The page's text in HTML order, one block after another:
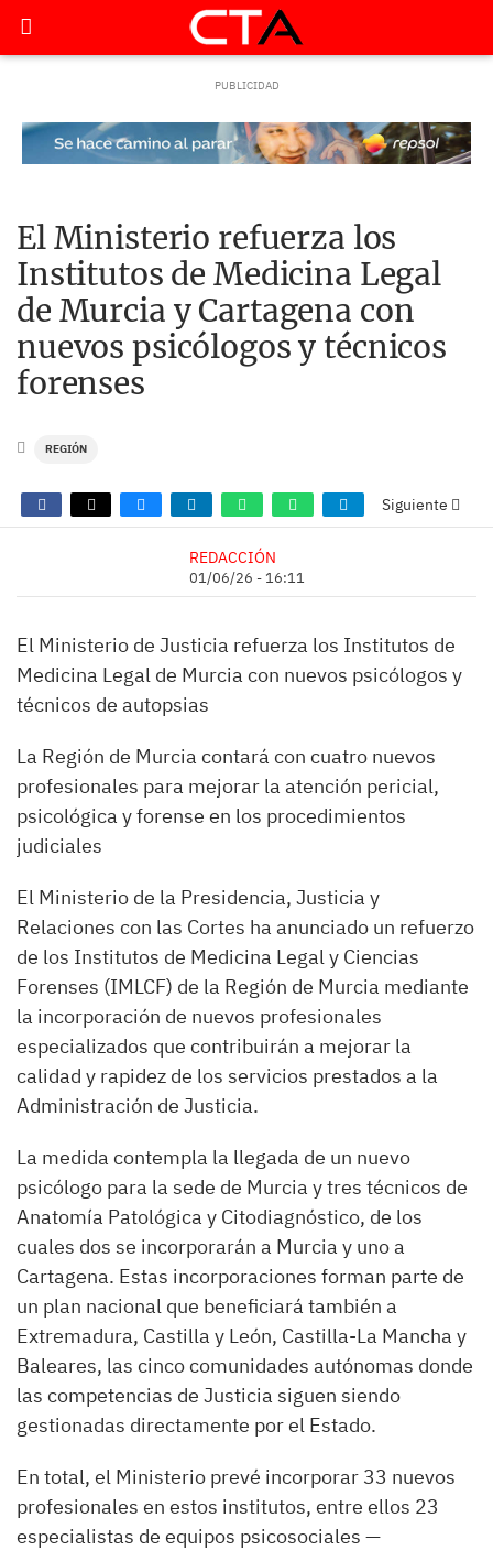
El Ministerio refuerza los
Institutos de Medicina Legal
de Murcia y Cartagena con
nuevos psicólogos y técnicos
forenses
REGIÓN
Siguiente
REDACCIÓN
01/06/26 - 16:11
El Ministerio de Justicia refuerza los Institutos de
Medicina Legal de Murcia con nuevos psicólogos y
técnicos de autopsias
La Región de Murcia contará con cuatro nuevos
profesionales para mejorar la atención pericial,
psicológica y forense en los procedimientos
judiciales
El Ministerio de la Presidencia, Justicia y
Relaciones con las Cortes ha anunciado un refuerzo
de los Institutos de Medicina Legal y Ciencias
Forenses (IMLCF) de la Región de Murcia mediante
la incorporación de nuevos profesionales
especializados que contribuirán a mejorar la
calidad y rapidez de los servicios prestados a la
Administración de Justicia.
La medida contempla la llegada de un nuevo
psicólogo para la sede de Murcia y tres técnicos de
Anatomía Patológica y Citodiagnóstico, de los
cuales dos se incorporarán a Murcia y uno a
Cartagena. Estas incorporaciones forman parte de
un plan nacional que beneficiará también a
Extremadura, Castilla y León, Castilla-La Mancha y
Baleares, las cinco comunidades autónomas donde
las competencias de Justicia siguen siendo
gestionadas directamente por el Estado.
En total, el Ministerio prevé incorporar 33 nuevos
profesionales en estos institutos, entre ellos 23
especialistas de equipos psicosociales —